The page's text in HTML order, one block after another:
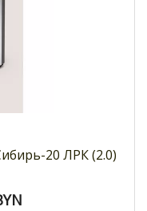
20 ЛРК (2.0)